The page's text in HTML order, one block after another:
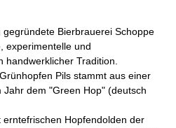
Bierbrauerei Schoppe
experimentelle und
handwerklicher Tradition.
Pils stammt aus einer
dem "Green Hop" (deutsch
erntefrischen Hopfendolden der